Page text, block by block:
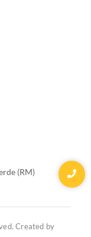
(RM)
Created by